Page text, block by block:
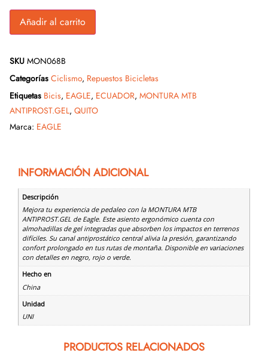
Añadir al carrito
SKU MON068B
Categorías Ciclismo, Repuestos Bicicletas
Etiquetas Bicis, EAGLE, ECUADOR, MONTURA MTB
ANTIPROST.GEL, QUITO
Marca: EAGLE
INFORMACIÓN ADICIONAL
Descripción
Mejora tu experiencia de pedaleo con la MONTURA MTB
ANTIPROST.GEL de Eagle. Este asiento ergonómico cuenta con
almohadillas de gel integradas que absorben los impactos en terrenos
difíciles. Su canal antiprostático central alivia la presión, garantizando
confort prolongado en tus rutas de montaña. Disponible en variaciones
con detalles en negro, rojo o verde.
Hecho en
China
Unidad
UNI
PRODUCTOS RELACIONADOS